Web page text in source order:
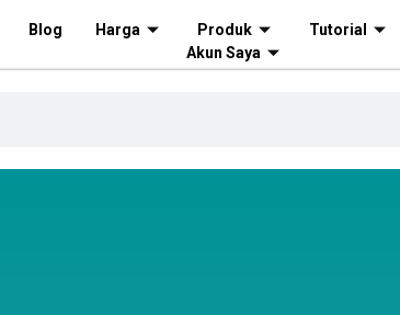
Blog Harga Produk Tutorial
Akun Saya